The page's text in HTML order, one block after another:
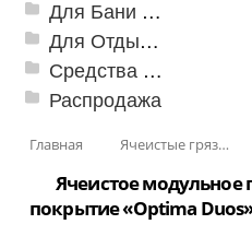
Для Бани и Сауны
Для Отдыха и Пикника
Средства от насекомых и садовых вредителей
Распродажа
Главная Ячеистые грязезащитные покрытия
Ячеистое модульное
покрытие «Optima